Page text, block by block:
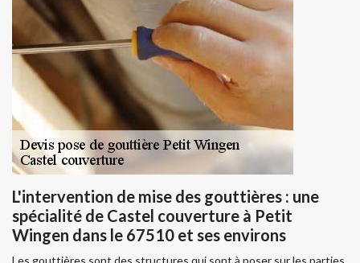
L'intervention de mise des gouttières : une
spécialité de Castel couverture à Petit
Wingen dans le 67510 et ses environs
Les gouttières sont des structures qui sont à poser sur les parties